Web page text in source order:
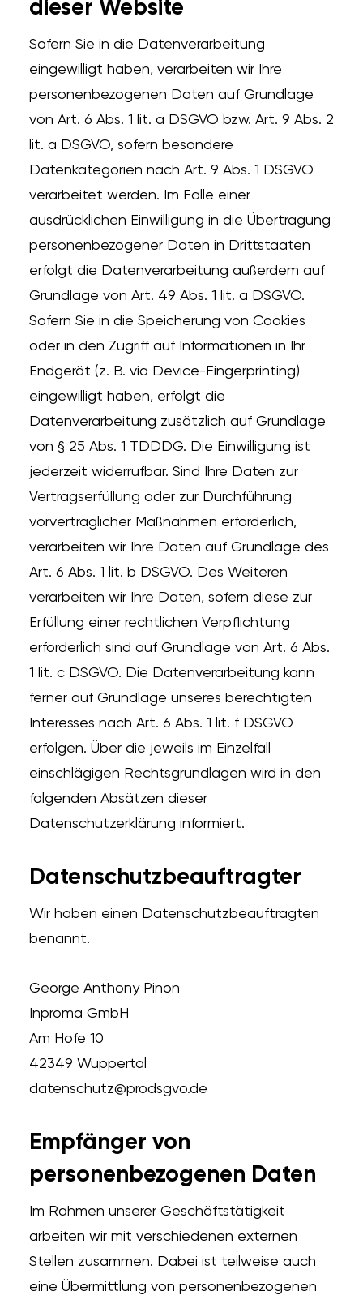
dieser Website
Sofern Sie in die Datenverarbeitung
eingewilligt haben, verarbeiten wir Ihre
personenbezogenen Daten auf Grundlage
von Art. 6 Abs. 1 lit. a DSGVO bzw. Art. 9 Abs. 2
lit. a DSGVO, sofern besondere
Datenkategorien nach Art. 9 Abs. 1 DSGVO
verarbeitet werden. Im Falle einer
ausdrücklichen Einwilligung in die Übertragung
personenbezogener Daten in Drittstaaten
erfolgt die Datenverarbeitung außerdem auf
Grundlage von Art. 49 Abs. 1 lit. a DSGVO.
Sofern Sie in die Speicherung von Cookies
oder in den Zugriff auf Informationen in Ihr
Endgerät (z. B. via Device-Fingerprinting)
eingewilligt haben, erfolgt die
Datenverarbeitung zusätzlich auf Grundlage
von § 25 Abs. 1 TDDDG. Die Einwilligung ist
jederzeit widerrufbar. Sind Ihre Daten zur
Vertragserfüllung oder zur Durchführung
vorvertraglicher Maßnahmen erforderlich,
verarbeiten wir Ihre Daten auf Grundlage des
Art. 6 Abs. 1 lit. b DSGVO. Des Weiteren
verarbeiten wir Ihre Daten, sofern diese zur
Erfüllung einer rechtlichen Verpflichtung
erforderlich sind auf Grundlage von Art. 6 Abs.
1 lit. c DSGVO. Die Datenverarbeitung kann
ferner auf Grundlage unseres berechtigten
Interesses nach Art. 6 Abs. 1 lit. f DSGVO
erfolgen. Über die jeweils im Einzelfall
einschlägigen Rechtsgrundlagen wird in den
folgenden Absätzen dieser
Datenschutzerklärung informiert.
Datenschutz­beauftragter
Wir haben einen Datenschutzbeauftragten
benannt.
George Anthony Pinon
Inproma GmbH
Am Hofe 10
42349 Wuppertal
datenschutz@prodsgvo.de
Empfänger von
personenbezogenen Daten
Im Rahmen unserer Geschäftstätigkeit
arbeiten wir mit verschiedenen externen
Stellen zusammen. Dabei ist teilweise auch
eine Übermittlung von personenbezogenen